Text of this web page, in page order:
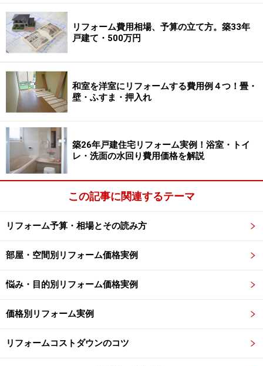
1．物件はデータだけではなく必ずその目で
確認する
物件はデータだけではわかりません。むしろデータに出
てこない部分を自分の目で確かめるのです。
中古物件リフォームを考えるとき、不動産業者やインタ
ーネットサイトを利用して、中古物件の情報を集めるこ
とが最初の仕事になります。物件探しのキーワードは、
物件所在地や敷地面積、そして建物の築年数や延床面
積、物件価格といったデータになります。
しかしこれらデータは、物件を探す上での予算の目安に
はなりますが、実際に見てみないと判断できない要素も
ーム金額を設定するのはかなり危険です。
例えば、リフォーム済みの中古物件だから改修費用がほ
とんどかからないだろうと思っていたら、実際には水回
リフォーム費用相場、予算の立て方。築33年
戸建て・500万円
和室を洋室にリフォームする費用例４つ！畳・
壁・ふすま・押入れ
築26年戸建住宅リフォーム実例！浴室・トイ
レ・洗面の水回り費用価格を解説
この記事に関連するテーマ
リフォーム予算・相場とその読み方
部屋・空間別リフォーム価格実例
悩み・目的別リフォーム価格実例
価格別リフォーム実例
リフォームコストダウンのコツ